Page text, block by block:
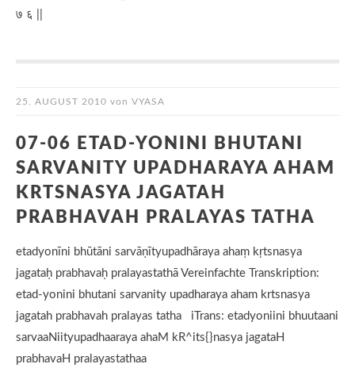
७ ६ ||
25. AUGUST 2010 von VYASA
07-06 ETAD-YONINI BHUTANI
SARVANITY UPADHARAYA AHAM
KRTSNASYA JAGATAH
PRABHAVAH PRALAYAS TATHA
etadyonīni bhūtāni sarvāṇītyupadhāraya ahaṃ kṛtsnasya
jagataḥ prabhavaḥ pralayastathā Vereinfachte Transkription:
etad-yonini bhutani sarvanity upadharaya aham krtsnasya
jagatah prabhavah pralayas tatha iTrans: etadyoniini bhuutaani
sarvaaNiityupadhaaraya ahaM kR^its{}nasya jagataH
prabhavaH pralayastathaa